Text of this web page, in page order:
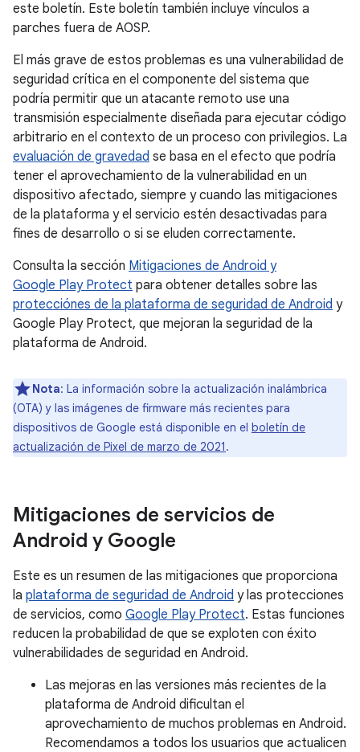
este boletín. Este boletín también incluye vínculos a
parches fuera de AOSP.
El más grave de estos problemas es una vulnerabilidad de
seguridad crítica en el componente del sistema que
podría permitir que un atacante remoto use una
transmisión especialmente diseñada para ejecutar código
arbitrario en el contexto de un proceso con privilegios. La
evaluación de gravedad se basa en el efecto que podría
tener el aprovechamiento de la vulnerabilidad en un
dispositivo afectado, siempre y cuando las mitigaciones
de la plataforma y el servicio estén desactivadas para
fines de desarrollo o si se eluden correctamente.
Consulta la sección Mitigaciones de Android y
Google Play Protect para obtener detalles sobre las
protecciónes de la plataforma de seguridad de Android y
Google Play Protect, que mejoran la seguridad de la
plataforma de Android.
Nota: La información sobre la actualización inalámbrica
(OTA) y las imágenes de firmware más recientes para
dispositivos de Google está disponible en el boletín de
actualización de Pixel de marzo de 2021.
Mitigaciones de servicios de
Android y Google
Este es un resumen de las mitigaciones que proporciona
la plataforma de seguridad de Android y las protecciones
de servicios, como Google Play Protect. Estas funciones
reducen la probabilidad de que se exploten con éxito
vulnerabilidades de seguridad en Android.
Las mejoras en las versiones más recientes de la
plataforma de Android dificultan el
aprovechamiento de muchos problemas en Android.
Recomendamos a todos los usuarios que actualicen